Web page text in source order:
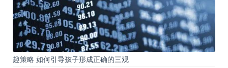
趣策略 如何引导孩子形成正确的三观